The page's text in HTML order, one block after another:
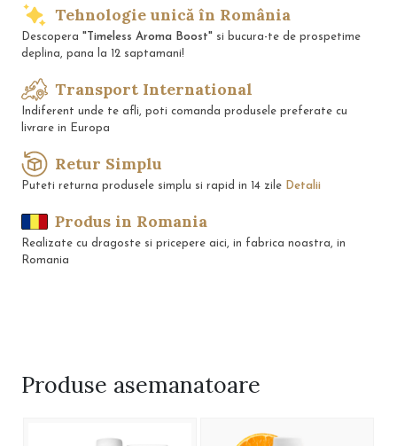
Tehnologie unică în România
Descopera "Timeless Aroma Boost" si bucura-te de prospetime
deplina, pana la 12 saptamani!
Transport International
Indiferent unde te afli, poti comanda produsele preferate cu
livrare in Europa
Retur Simplu
Puteti returna produsele simplu si rapid in 14 zile Detalii
Produs in Romania
Realizate cu dragoste si pricepere aici, in fabrica noastra, in
Romania
Produse asemanatoare